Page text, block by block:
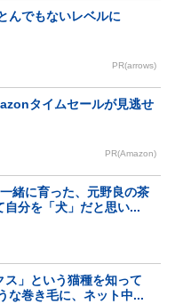
んでもないレベルに
PR(arrows)
タイムセールが見逃せ
PR(Amazon)
緒に育った、元野良の茶
分を「犬」だと思い...
ス」という猫種を知って
な巻き毛に、ネット中...